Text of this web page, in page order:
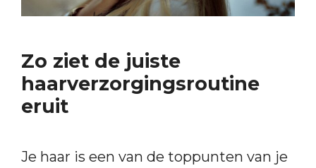
Zo ziet de juiste
haarverzorgingsroutine
eruit
Je haar is een van de toppunten van je